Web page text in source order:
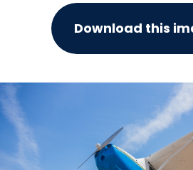
Download this